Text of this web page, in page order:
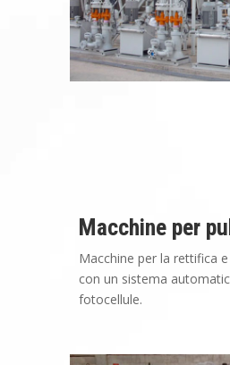
Macchine per
Macchine per la rettifica
con un sistema
fotocellule.